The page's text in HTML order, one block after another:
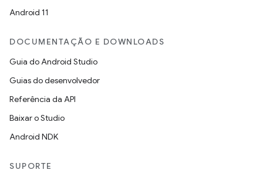
Android 11
DOCUMENTAÇÃO E DOWNLOADS
Guia do Android Studio
Guias do desenvolvedor
Referência da API
Baixar o Studio
Android NDK
SUPORTE